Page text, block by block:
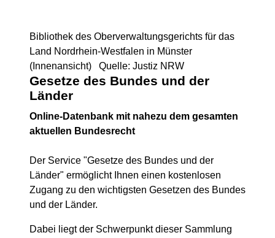
Bibliothek des Oberverwaltungsgerichts für das
Land Nordrhein-Westfalen in Münster
(Innenansicht) Quelle: Justiz NRW
Gesetze des Bundes und der
Länder
Online-Datenbank mit nahezu dem gesamten
aktuellen Bundesrecht
Der Service "Gesetze des Bundes und der
Länder" ermöglicht Ihnen einen kostenlosen
Zugang zu den wichtigsten Gesetzen des Bundes
und der Länder.
Dabei liegt der Schwerpunkt dieser Sammlung